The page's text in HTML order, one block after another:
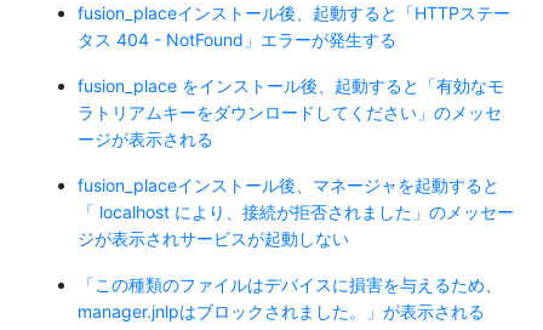
fusion_placeインストール後、起動すると「HTTPステー
タス 404 - NotFound」エラーが発生する
fusion_place をインストール後、起動すると「有効なモ
ラトリアムキーをダウンロードしてください」のメッセ
ージが表示される
fusion_placeインストール後、マネージャを起動すると
「 localhost により、接続が拒否されました」のメッセー
ジが表示されサービスが起動しない
「この種類のファイルはデバイスに損害を与えるため、
manager.jnlpはブロックされました。」が表示される